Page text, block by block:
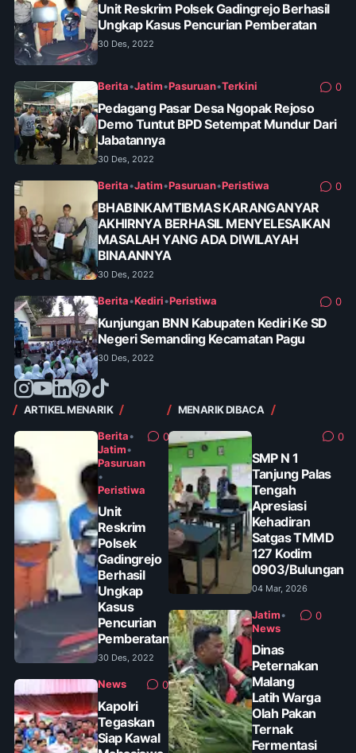
Unit Reskrim Polsek Gadingrejo Berhasil
Ungkap Kasus Pencurian Pemberatan
30 Des, 2022
Berita•Jatim•Pasuruan•Terkini 0
Pedagang Pasar Desa Ngopak Rejoso
Demo Tuntut BPD Setempat Mundur Dari
Jabatannya
30 Des, 2022
Berita•Jatim•Pasuruan•Peristiwa 0
BHABINKAMTIBMAS KARANGANYAR
AKHIRNYA BERHASIL MENYELESAIKAN
MASALAH YANG ADA DIWILAYAH
BINAANNYA
30 Des, 2022
Berita•Kediri•Peristiwa 0
Kunjungan BNN Kabupaten Kediri Ke SD
Negeri Semanding Kecamatan Pagu
30 Des, 2022
ARTIKEL MENARIK
Berita•
Jatim•
Pasuruan
•
Peristiwa
0
Unit
Reskrim
Polsek
Gadingrejo
Berhasil
Ungkap
Kasus
Pencurian
Pemberatan
30 Des, 2022
News 0
Kapolri
Tegaskan
Siap Kawal
MENARIK DIBACA
0
SMP N 1
Tanjung Palas
Tengah
Apresiasi
Kehadiran
Satgas TMMD
127 Kodim
0903/Bulungan
04 Mar, 2026
Jatim•
News
0
Dinas
Peternakan
Malang
Latih Warga
Olah Pakan
Ternak
Fermentasi